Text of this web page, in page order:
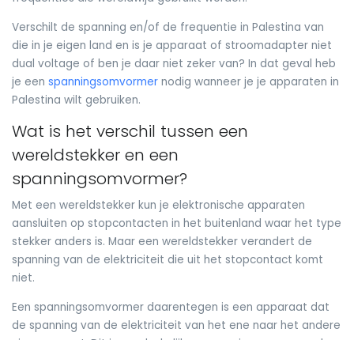
Verschilt de spanning en/of de frequentie in Palestina van
die in je eigen land en is je apparaat of stroomadapter niet
dual voltage of ben je daar niet zeker van? In dat geval heb
je een spanningsomvormer nodig wanneer je je apparaten in
Palestina wilt gebruiken.
Wat is het verschil tussen een
wereldstekker en een
spanningsomvormer?
Met een wereldstekker kun je elektronische apparaten
aansluiten op stopcontacten in het buitenland waar het type
stekker anders is. Maar een wereldstekker verandert de
spanning van de elektriciteit die uit het stopcontact komt
niet.
Een spanningsomvormer daarentegen is een apparaat dat
de spanning van de elektriciteit van het ene naar het andere